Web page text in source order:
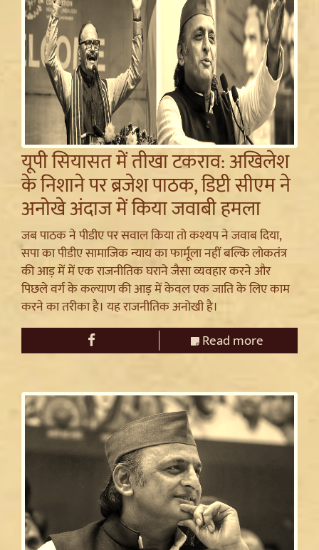
यूपी सियासत में तीखा टकराव: अखिलेश
के निशाने पर ब्रजेश पाठक, डिप्टी सीएम ने
अनोखे अंदाज में किया जवाबी हमला
जब पाठक ने पीडीए पर सवाल किया तो कश्यप ने जवाब दिया,
सपा का पीडीए सामाजिक न्याय का फार्मूला नहीं बल्कि लोकतंत्र
की आड़ में में एक राजनीतिक घराने जैसा व्यवहार करने और
पिछले वर्ग के कल्याण की आड़ में केवल एक जाति के लिए काम
करने का तरीका है। यह राजनीतिक अनोखी है।
Read more